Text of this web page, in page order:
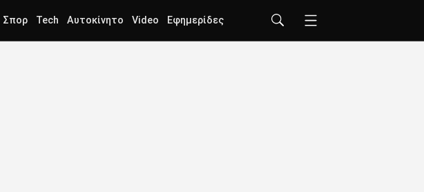
Σπορ Tech Αυτοκίνητο Video Εφημερίδες